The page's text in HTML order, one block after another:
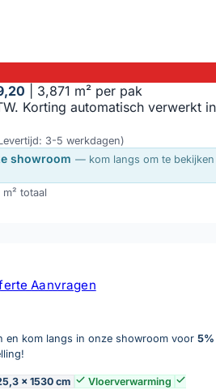
3,871 m² per pak
Korting automatisch verwerkt in
3-5 werkdagen)
showroom — kom langs om te bekijken
m² totaal
oak aantal
Aanvragen
en kom langs in onze showroom voor 5%
× 1530 cm
Vloerverwarming